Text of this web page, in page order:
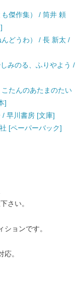
傑作集） / 筒井 頼
どうわ） / 長 新太 /
みのる、ふりやよう /
たんのあたまのたい
]
早川書房 [文庫]
[ペーパーバック]
さい。
ョンです。
。